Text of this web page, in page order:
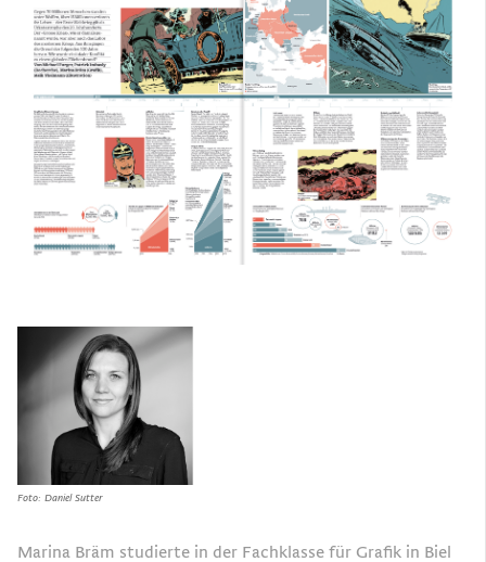
Foto: Daniel Sutter
Marina Bräm studierte in der Fachklasse für Grafik in Biel